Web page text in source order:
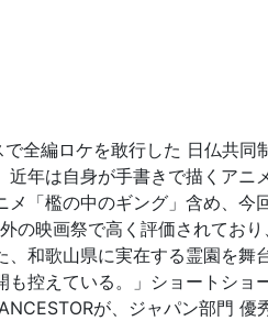
全編ロケを敢行した 日仏共同
年は自身が手書きで描くアニ
メ「檻の中のギング」含め、今
の映画祭で高く評価されており
和歌山県に実在する霊園を舞
控えている。」ショートショ
が、ジャパン部門 優